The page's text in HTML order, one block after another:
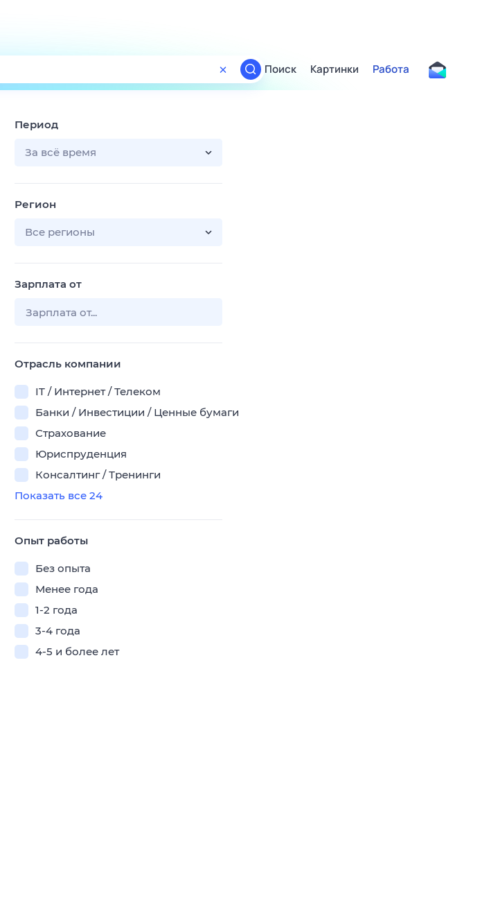
Поиск
ТВ-программа
Поиск Картинки Работа
Период
За всё время
Регион
Все регионы
Зарплата от
Отрасль компании
IT / Интернет / Телеком
Банки / Инвестиции / Ценные бумаги
Страхование
Юриспруденция
Консалтинг / Тренинги
Показать все 24
Опыт работы
Без опыта
Менее года
1-2 года
3-4 года
4-5 и более лет